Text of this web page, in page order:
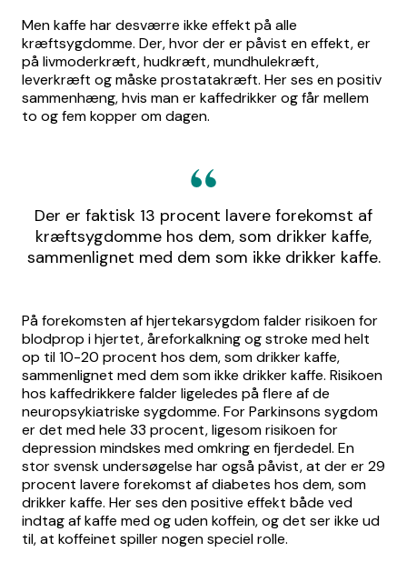
Men kaffe har desværre ikke effekt på alle
kræftsygdomme. Der, hvor der er påvist en effekt, er
på livmoderkræft, hudkræft, mundhulekræft,
leverkræft og måske prostatakræft. Her ses en positiv
sammenhæng, hvis man er kaffedrikker og får mellem
to og fem kopper om dagen.
Der er faktisk 13 procent lavere forekomst af
kræftsygdomme hos dem, som drikker kaffe,
sammenlignet med dem som ikke drikker kaffe.
På forekomsten af hjertekarsygdom falder risikoen for
blodprop i hjertet, åreforkalkning og stroke med helt
op til 10-20 procent hos dem, som drikker kaffe,
sammenlignet med dem som ikke drikker kaffe. Risikoen
hos kaffedrikkere falder ligeledes på flere af de
neuropsykiatriske sygdomme. For Parkinsons sygdom
er det med hele 33 procent, ligesom risikoen for
depression mindskes med omkring en fjerdedel. En
stor svensk undersøgelse har også påvist, at der er 29
procent lavere forekomst af diabetes hos dem, som
drikker kaffe. Her ses den positive effekt både ved
indtag af kaffe med og uden koffein, og det ser ikke ud
til, at koffeinet spiller nogen speciel rolle.